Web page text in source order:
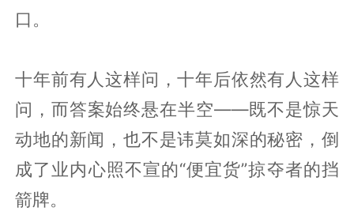
口。
十年前有人这样问，十年后依然有人这样
问，而答案始终悬在半空——既不是惊天
动地的新闻，也不是讳莫如深的秘密，倒
成了业内心照不宣的“便宜货”掠夺者的挡
箭牌。